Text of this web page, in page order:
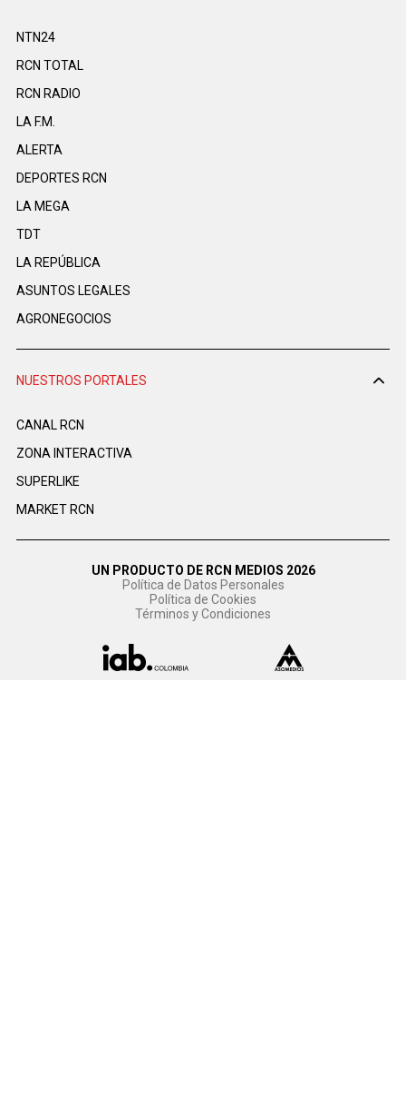
NTN24
RCN TOTAL
RCN RADIO
LA F.M.
ALERTA
DEPORTES RCN
LA MEGA
TDT
LA REPÚBLICA
ASUNTOS LEGALES
AGRONEGOCIOS
NUESTROS PORTALES
CANAL RCN
ZONA INTERACTIVA
SUPERLIKE
MARKET RCN
UN PRODUCTO DE RCN MEDIOS 2026
Política de Datos Personales
Política de Cookies
Términos y Condiciones